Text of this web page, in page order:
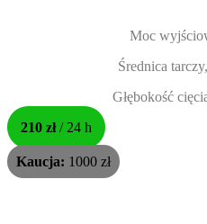
Moc
Średnica
Głębokość
210 zł/ 24 h
Kaucja: 1000 zł